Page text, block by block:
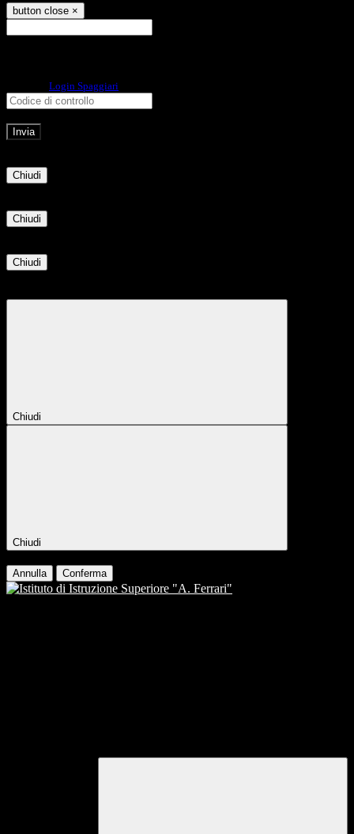
button close ×
Login Spaggiari
Chiudi
Chiudi
Chiudi
Chiudi
Chiudi
Annulla Conferma